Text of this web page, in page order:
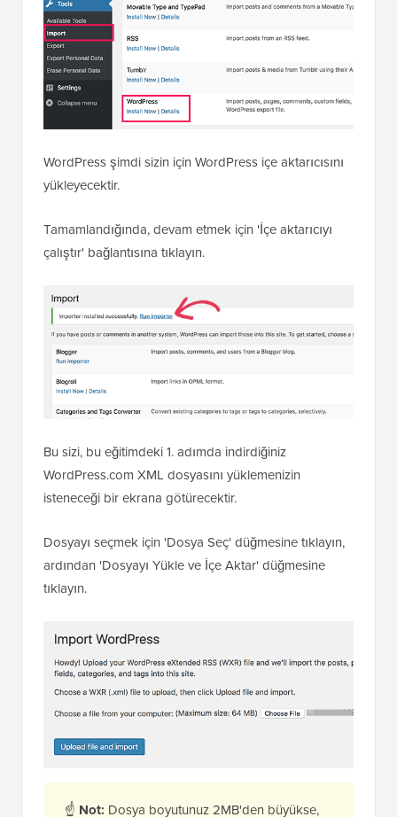
WordPress şimdi sizin için WordPress içe aktarıcısını
yükleyecektir.
Tamamlandığında, devam etmek için 'İçe aktarıcıyı
çalıştır' bağlantısına tıklayın.
Bu sizi, bu eğitimdeki 1. adımda indirdiğiniz
WordPress.com XML dosyasını yüklemenizin
isteneceği bir ekrana götürecektir.
Dosyayı seçmek için 'Dosya Seç' düğmesine tıklayın,
ardından 'Dosyayı Yükle ve İçe Aktar' düğmesine
tıklayın.
☝ Not: Dosya boyutunuz 2MB'den büyükse,